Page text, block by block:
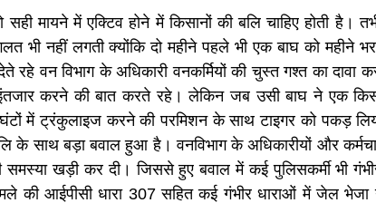
मायने में एक्टिव होने में किसानों की बलि चाहिए होती है।
भी नहीं लगती क्योंकि दो महीने पहले भी एक बाघ को महीने
वन विभाग के अधिकारी वनकर्मियों की चुस्त गश्त का दावा
करने की बात करते रहे। लेकिन जब उसी बाघ ने एक
में ट्रंकुलाइज करने की परमिशन के साथ टाइगर को पकड़
के साथ बड़ा बवाल हुआ है। वनविभाग के अधिकारीयों और
खड़ी कर दी। जिससे हुए बवाल में कई पुलिसकर्मी भी
की आईपीसी धारा 307 सहित कई गंभीर धाराओं में जेल भेजा